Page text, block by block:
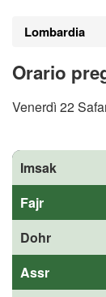
Lombardia
Orario
Venerdì 22
Imsak
Fajr
Dohr
Assr